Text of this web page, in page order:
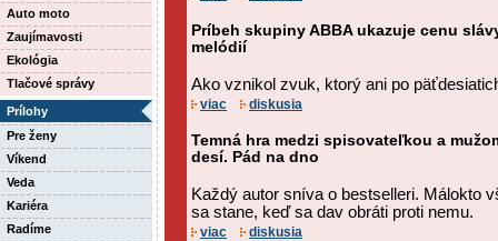
Auto moto
Zaujímavosti
Ekológia
Tlačové správy
Prílohy
Pre ženy
Víkend
Veda
Kariéra
Radíme
Príbeh skupiny ABBA ukazuje cenu
melódií
Ako vznikol zvuk, ktorý ani po
viac diskusia
Temná hra medzi spisovateľkou a
desí. Pád na dno
Každý autor sníva o bestselleri. Málokto
sa stane, keď sa dav obráti proti nemu.
viac diskusia